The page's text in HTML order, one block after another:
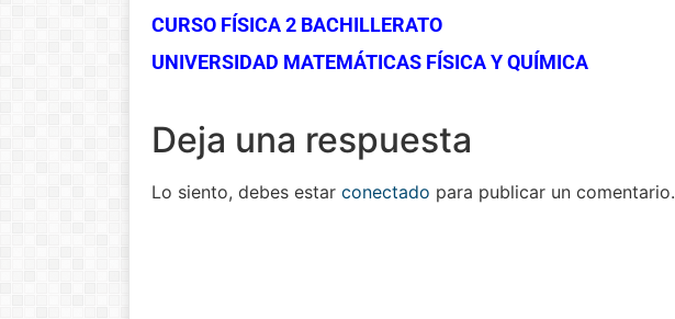
CURSO FÍSICA 2 BACHILLERATO
UNIVERSIDAD MATEMÁTICAS FÍSICA Y QUÍMICA
Deja una respuesta
Lo siento, debes estar conectado para publicar un comentario.